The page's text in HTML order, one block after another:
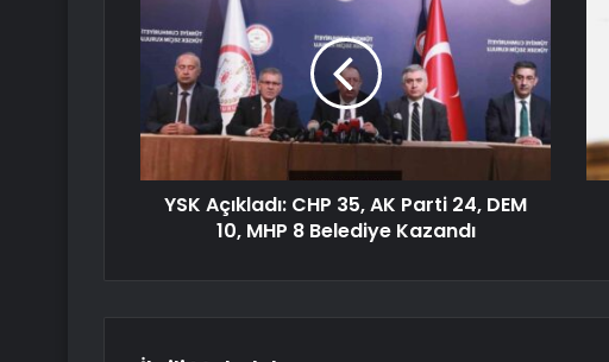
YSK Açıkladı: CHP 35, AK Parti 24, DEM
10, MHP 8 Belediye Kazandı